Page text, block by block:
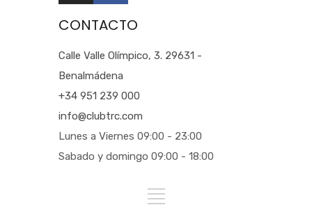
CONTACTO
Calle Valle Olímpico, 3. 29631 -
Benalmádena
+34 951 239 000
info@clubtrc.com
Lunes a Viernes 09:00 - 23:00
Sabado y domingo 09:00 - 18:00